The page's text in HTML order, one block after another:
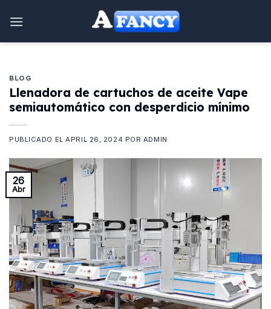
BLOG
Llenadora de cartuchos de aceite Vape
semiautomático con desperdicio mínimo
PUBLICADO ELAPRIL 26, 2024 POR ADMIN
26
Abr